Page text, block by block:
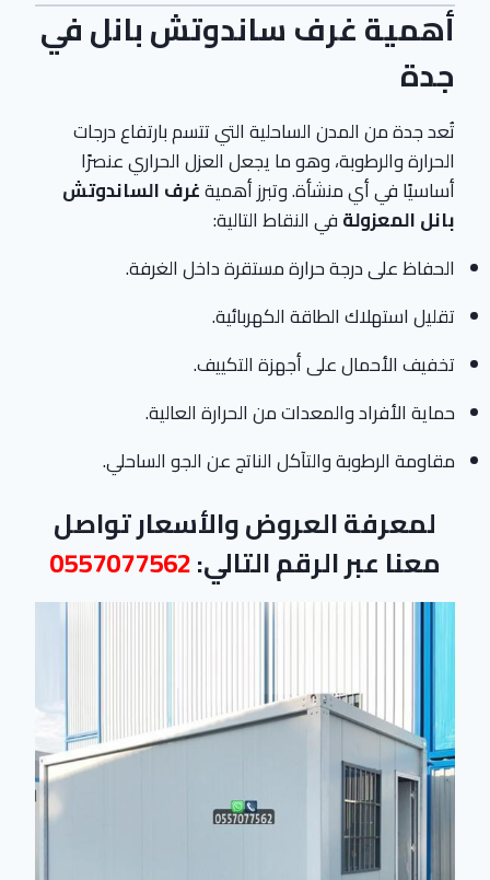
أهمية غرف ساندوتش بانل في
جدة
تُعد جدة من المدن الساحلية التي تتسم بارتفاع درجات
الحرارة والرطوبة، وهو ما يجعل العزل الحراري عنصرًا
أساسيًا في أي منشأة. وتبرز أهميةغرف الساندوتش
بانل المعزولةفي النقاط التالية:
الحفاظ على درجة حرارة مستقرة داخل الغرفة.
تقليل استهلاك الطاقة الكهربائية.
تخفيف الأحمال على أجهزة التكييف.
حماية الأفراد والمعدات من الحرارة العالية.
مقاومة الرطوبة والتآكل الناتج عن الجو الساحلي.
لمعرفة العروض والأسعار تواصل
معنا عبر الرقم التالي:0557077562